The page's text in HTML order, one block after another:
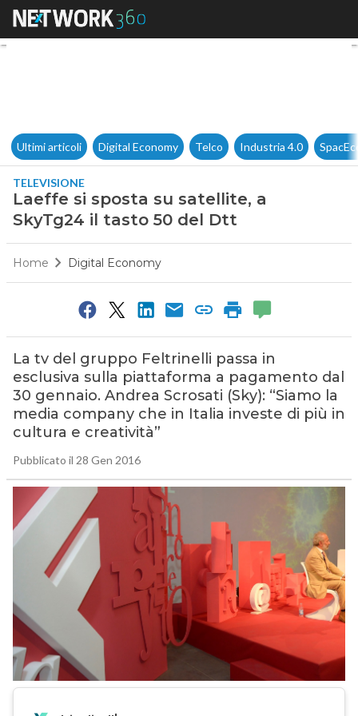
Laeffe si sposta su satellite,
Ultimi articoli Digital Economy Telco Industria 4.0
TELEVISIONE
Laeffe si sposta su satellite, a
SkyTg24 il tasto 50 del Dtt
Home Digital Economy
La tv del gruppo Feltrinelli passa in
esclusiva sulla piattaforma a pagamento dal
30 gennaio. Andrea Scrosati (Sky): “Siamo la
media company che in Italia investe di più in
cultura e creatività”
Pubblicato il 28 Gen 2016